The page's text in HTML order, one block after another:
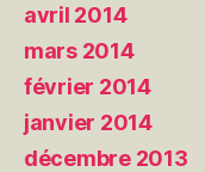
avril 2014
mars 2014
février 2014
janvier 2014
décembre 2013